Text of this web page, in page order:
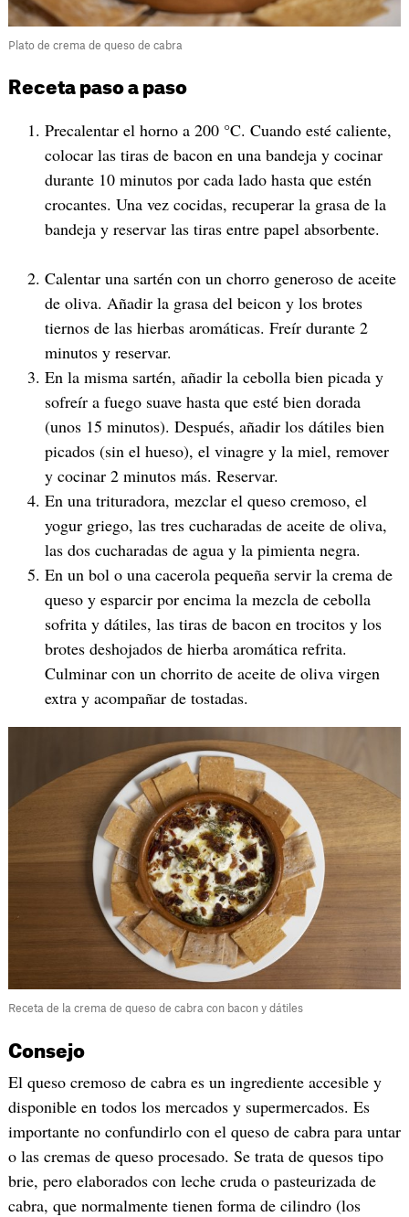
Plato de crema de queso de cabra
Receta paso a paso
Precalentar el horno a 200 °C. Cuando esté caliente,
colocar las tiras de bacon en una bandeja y cocinar
durante 10 minutos por cada lado hasta que estén
crocantes. Una vez cocidas, recuperar la grasa de la
bandeja y reservar las tiras entre papel absorbente.
Calentar una sartén con un chorro generoso de aceite
de oliva. Añadir la grasa del beicon y los brotes
tiernos de las hierbas aromáticas. Freír durante 2
minutos y reservar.
En la misma sartén, añadir la cebolla bien picada y
sofreír a fuego suave hasta que esté bien dorada
(unos 15 minutos). Después, añadir los dátiles bien
picados (sin el hueso), el vinagre y la miel, remover
y cocinar 2 minutos más. Reservar.
En una trituradora, mezclar el queso cremoso, el
yogur griego, las tres cucharadas de aceite de oliva,
las dos cucharadas de agua y la pimienta negra.
En un bol o una cacerola pequeña servir la crema de
queso y esparcir por encima la mezcla de cebolla
sofrita y dátiles, las tiras de bacon en trocitos y los
brotes deshojados de hierba aromática refrita.
Culminar con un chorrito de aceite de oliva virgen
extra y acompañar de tostadas.
Receta de la crema de queso de cabra con bacon y dátiles
Consejo
El queso cremoso de cabra es un ingrediente accesible y
disponible en todos los mercados y supermercados. Es
importante no confundirlo con el queso de cabra para untar
o las cremas de queso procesado. Se trata de quesos tipo
brie, pero elaborados con leche cruda o pasteurizada de
cabra, que normalmente tienen forma de cilindro (los